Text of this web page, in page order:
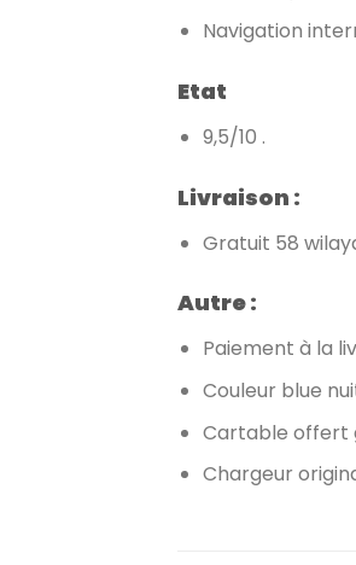
Navigation
Etat
9,5/10 .
Livraison :
Gratuit 58
Autre :
Paiement à la
Couleur blue
Cartable offert
Chargeur